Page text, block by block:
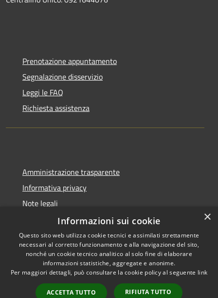
Prenotazione appuntamento
Segnalazione disservizio
Leggi le FAQ
Richiesta assistenza
Amministrazione trasparente
Informativa privacy
Note legali
Dichiarazione di accessibilità
RSS
Accessibilità
Copyright © 2026 • Comune di
Municipium•
Accesso
×
Informazioni sui cookie
Questo sito web utilizza cookie tecnici e assimilati strettamente
necessari al corretto funzionamento e alla navigazione del sito,
nonché un cookie tecnico analitico al solo fine di elaborare
informazioni statistiche, aggregate e anonime.
Per maggiori dettagli, può consultare la cookie policy al seguente link
ACCETTA TUTTO RIFIUTA TUTTO